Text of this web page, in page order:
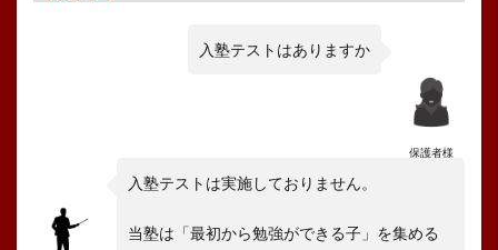
保護者様
入塾テストはありますか
入塾テストは実施しておりません。
当塾は「最初から勉強ができる子」を集める